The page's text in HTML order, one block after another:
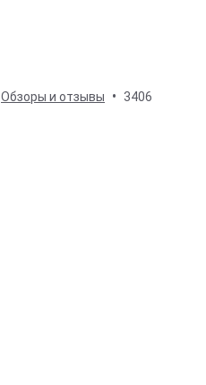
Обзоры и отзывы
3406